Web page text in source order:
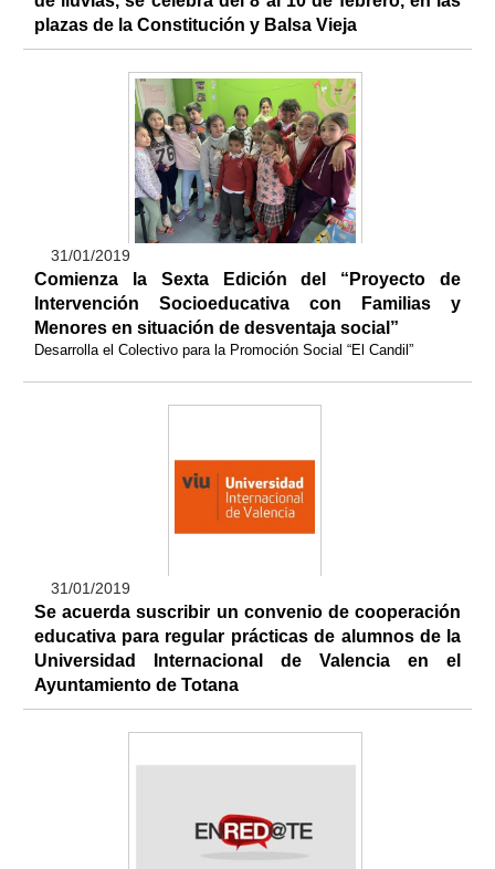
plazas de la Constitución y Balsa Vieja
31/01/2019
Comienza la Sexta Edición del “Proyecto de
Intervención Socioeducativa con Familias y
Menores en situación de desventaja social”
Desarrolla el Colectivo para la Promoción Social “El Candil”
31/01/2019
Se acuerda suscribir un convenio de cooperación
educativa para regular prácticas de alumnos de la
Universidad Internacional de Valencia en el
Ayuntamiento de Totana